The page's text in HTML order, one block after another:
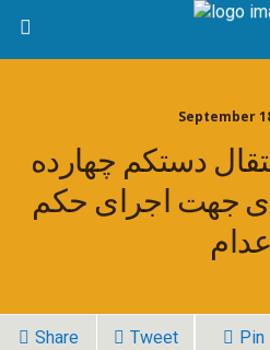
September
دستکم چهارده
جهت اجرای حکم
Share Tweet Pin